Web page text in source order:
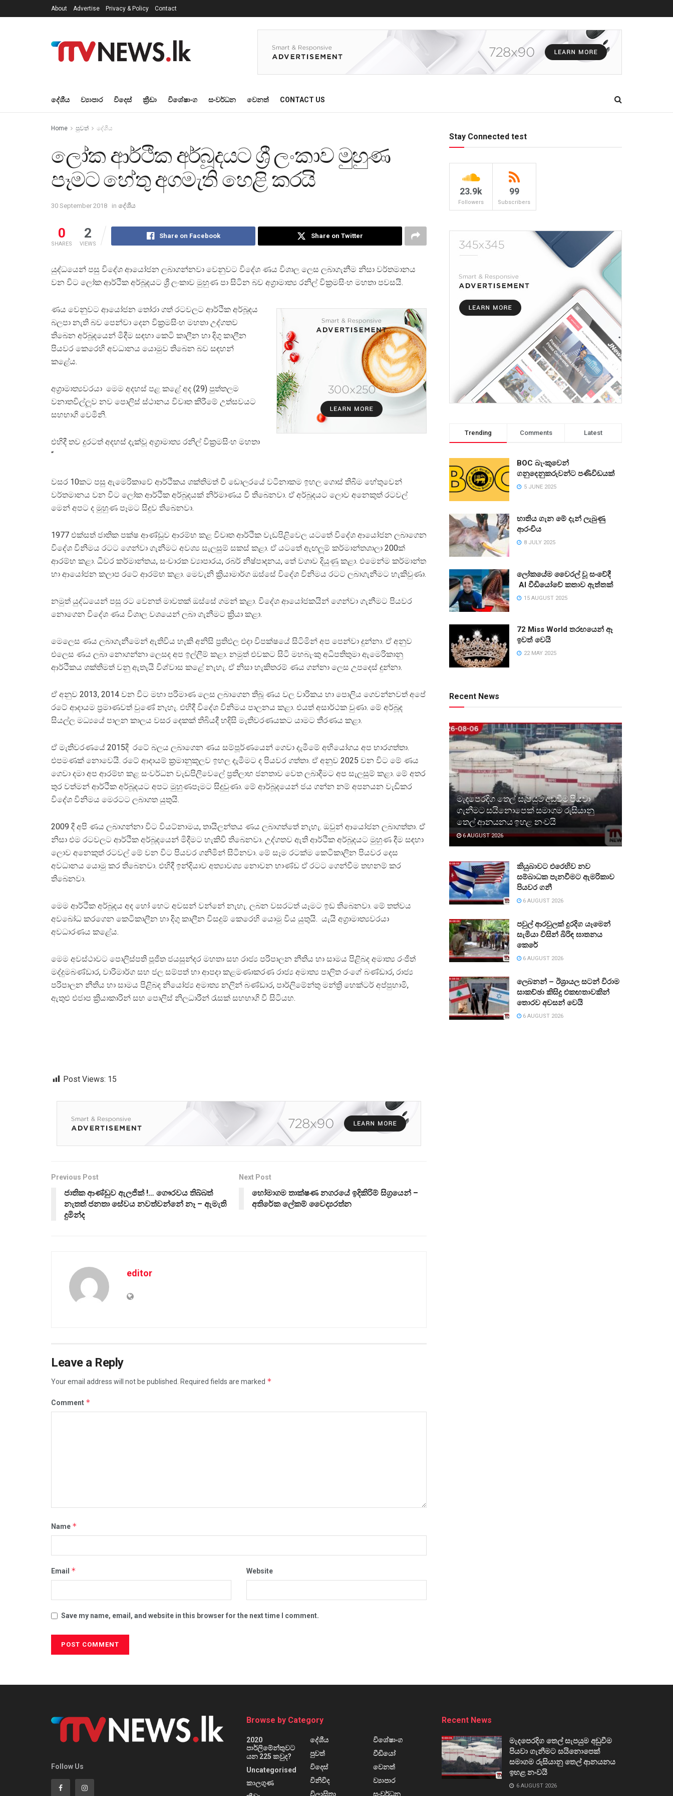
About Advertise Privacy & Policy Contact
දේශීය ව්‍යාපාර විදෙස් ක්‍රීඩා විශේෂාංග සංවර්ධන වෙනත් CONTACT US
Home පුවත් දේශීය
ලෝක ආර්ථික අර්බූදයට ශ්‍රී ලංකාව මුහුණ
පෑමට හේතු අගමැති හෙළි කරයි
30 September 2018 in දේශීය
0
SHARES
2
VIEWS
Share on Facebook Share on Twitter
යුද්ධයෙන් පසු විදේශ ආයෝජන ලබාගන්නවා වෙනුවට විදේශ ණය විශාල ලෙස ලබාගැනීම නිසා වර්තමානය
වන විට ලෝක ආර්ථික අර්බූදයට ශ්‍රී ලංකාව මුහුණ පා සිටින බව අග්‍රාමාත්‍ය රනිල් වික්‍රමසිංහ මහතා පවසයි.
ණය වෙනුවට ආයෝජන තෝරා ගත් රටවලට ආර්ථික අර්බූදය
බලපා නැති බව පෙන්වා දෙන වික්‍රමසිංහ මහතා උද්ගතව
තිබෙන අර්බූදයෙන් මිදීම සඳහා කෙටි කාලීන හා දිගු කාලීන
පියවර කෙරෙහි අවධානය යොමුව තිබෙන බව සඳහන්
කළේය.
අග්‍රාමාත්‍යවරයා මෙම අදහස් පළ කළේ අද (29) පුත්තලම
වනාතවිල්ලූව නව පොලිස් ස්ථානය විවෘත කිරීමේ උත්සවයට
සහභාගි වෙමිනි.
එහිදී තව දුරටත් අදහස් දැක්වූ අග්‍රාමාත්‍ය රනිල් වික්‍රමසිංහ මහතා
“
වසර 10කට පසු ඇමෙරිකාවේ ආර්ථිකය ශක්තිමත් වී ඩොලරයේ වටිනාකම ඉහල ගොස් තිබීම හේතුවෙන්
වර්තමානය වන විට ලෝක ආර්ථික අර්බූදයක් නිර්මාණය වී තිබෙනවා. ඒ අර්බූදයට ලොව අනෙකුත් රටවල්
මෙන් අපට ද මුහුණ පෑමට සිදුව තිබෙනවා.
1977 එක්සත් ජාතික පක්ෂ ආණ්ඩුව ආරම්භ කළ විවෘත ආර්ථික වැඩපිළිවෙල යටතේ විදේශ ආයෝජන ලබාගෙන
විදේශ විනිමය රටට ගෙන්වා ගැනීමට අවශ්‍ය සැලසුම් සකස් කළා. ඒ යටතේ ඇඟලූම් කර්මාන්තශාලා 200ක්
ආරම්භ කළා. ධීවර කර්මාන්තය, සංචාරක ව්‍යාපාරය, රබර් නිෂ්පාදනය, තේ වගාව දියුණු කළා. එමෙන්ම කර්මාන්ත
හා ආයෝජන කලාප රටේ ආරම්භ කළා. මෙවැනි ක්‍රියාමාර්ග ඔස්සේ විදේශ විනිමය රටට ලබාගැනීමට හැකිවුණා.
නමුත් යුද්ධයෙන් පසු රට වෙනත් මාවතක් ඔස්සේ ගමන් කළා. විදේශ ආයෝජකයින් ගෙන්වා ගැනීමට පියවර
නොගෙන විදේශ ණය විශාල වශයෙන් ලබා ගැනීමට ක්‍රියා කළා.
මෙලෙස ණය ලබාගැනීමෙන් ඇතිවිය හැකි අනිසි ප්‍රතිඵල එදා විපක්ෂයේ සිටිමින් අප පෙන්වා දුන්නා. ඒ අනුව
එලෙස ණය ලබා නොගන්නා ලෙසද අප ඉල්ලීම් කළා. නමුත් එවකට සිටි මහබැංකු අධිපතිතුමා ඇමෙරිකානු
ආර්ථිකය ශක්තිමත් වනු ඇතැයි විශ්වාස කළේ නැහැ. ඒ නිසා හැකිතරම් ණය ගන්නා ලෙස උපදෙස් දුන්නා.
ඒ අනුව 2013, 2014 වන විට මහා පරිමාණ ලෙස ලබාගෙන තිබූ ණය වල වාරිකය හා පොලිය ගෙවන්නවත් අපේ
රටේ ආදායම ප්‍රමාණවත් වුණේ නැහැ. එහිදී විදේශ විනිමය පාලනය කළා. එයත් අසාර්ථක වුණා. මේ අර්බූද
සියල්ල මධ්‍යයේ පාලන කාලය වසර දෙකක් තිබියදී හදිසි මැතිවරණයකට යාමට තීරණය කළා.
ඒ මැතිවරණයේ 2015දී රටේ බලය ලබාගෙන ණය සම්පූර්ණයෙන් ගෙවා දැමීමේ අභියෝගය අප භාරගත්තා.
එපමණක් නොවෙයි. රටේ ආදායම් ක්‍රමානුකූලව ඉහල දැමීමට ද පියවර ගත්තා. ඒ අනුව 2025 වන විට මේ ණය
ගෙවා දමා අප ආරම්භ කළ සංවර්ධන වැඩපිලිවෙලේ ප්‍රතිලාභ ජනතාව වෙත ලබාදීමට අප සැලසුම් කළා. මේ අතර
තුර වත්මන් ආර්ථික අර්බූදයට අපට මුහුණපෑමට සිදුවුණා. මේ ආර්බූදයෙන් ජය ගන්න නම් අපනයන වැඩිකර
විදේශ විනිමය මෙරටට ලබාගත යුතුයි.
2009 දී අපි ණය ලබාගන්නා විට වියට්නාමය, තායිලන්තය ණය ලබාගත්තේ නැහැ. ඔවුන් ආයෝජන ලබාගත්තා. ඒ
නිසා එම රටවලට ආර්ථික අර්බූදයෙන් මිදීමට හැකිවී තිබෙනවා. උද්ගතව ඇති ආර්ථික අර්බූදයට මුහුණ දීම සඳහා
ලොව අනෙකුත් රටවල් මේ වන විට පියවර ගනිමින් සිටිනවා. මේ සෑම රටක්ම කෙටිකාලින පියවර දෙස
අවධානය යොමු කර තිබෙනවා. එහිදී ඉන්දියාව අත්‍යාවශ්‍ය නොවන භාණ්ඩ ඒ රටට ගෙන්වීම තහනම් කර
තිබෙනවා.
මෙම ආර්ථික අර්බූදය අද හෝ හෙට අවසන් වන්නේ නැහැ. ලබන වසරටත් යෑමට ඉඩ තිබෙනවා. මේ තත්වය
අවබෝධ කරගෙන කෙටිකාලීන හා දිගු කාලීන විසදුම් කෙරෙහි යොමු විය යුතුයි. යැයි අග්‍රාමාත්‍යවරයා
අවධාරණය කළේය.
මෙම අවස්ථාවට පොලිස්පති පූජිත ජයසුන්දර මහතා සහ රාජ්‍ය පරිපාලන නීතිය හා සාමය පිළිබද අමාත්‍ය රංජිත්
මද්දුමබණ්ඩාර, වාරිමාර්ග සහ ජල සම්පත් හා ආපදා කළමණාකරණ රාජ්‍ය අමාත්‍ය පාලිත රංගේ බණ්ඩාර, රාජ්‍ය
පරිපාලන නීතිය හා සාමය පිළිබද නියෝජ්‍ය අමාත්‍ය නලින් බණ්ඩාර, පාර්ලිමේන්තු මන්ත්‍රි හෙක්ටර් අප්පුහාමි,
ඇතුළු එජාප ක්‍රියාකාරින් සහ පොලිස් නිලධාරීන් රැසක් සහභාගි වී සිටියහ.
Post Views: 15
Previous Post
ජාතික ආණ්ඩුව ඇලජික් !… ගෞරවය තිබ්බත්
නැතත් ජනතා සේවය නවත්වන්නේ නෑ – ඇමැති
දුමින්ද
Next Post
හෝමාගම තාක්ෂණ නගරයේ ඉදිකිරිම් සිග්‍රයෙන් –
අතිරේක ලේකම් වෛද්‍යරත්න
editor
Leave a Reply
Your email address will not be published. Required fields are marked *
Comment *
Name *
Email * Website
Save my name, email, and website in this browser for the next time I comment.
Stay Connected test
23.9k
Followers
99
Subscribers
Trending Comments Latest
BOC බැංකුවෙන්
ගනුදෙනුකරුවන්ට පණිවිඩයක්
5 JUNE 2025
භාතිය ගැන මේ දැන් ලැබුණු
ආරංචිය
8 JULY 2025
ලෝකයේම වෛරල් වූ සංවේදී
AI වීඩියෝවේ කතාව ඇත්තක්
15 AUGUST 2025
72 Miss World තරඟයෙන් ඈ
ඉවත් වෙයි
22 MAY 2025
Recent News
මැදපෙරදිග තෙල් සැපයුම අඩුවීම පියවා
ගැනීමට සයිනොපෙක් සමාගම රුසියානු
තෙල් ආනයනය ඉහළ නංවයි
6 AUGUST 2026
කියුබාවට එරෙහිව නව
සම්බාධක පැනවීමට ඇමරිකාව
පියවර ගනී
6 AUGUST 2026
පවුල් ආරවුලක් දුරදිග යෑමෙන්
සැමියා විසින් බිරිඳ ඝාතනය
කෙරේ
6 AUGUST 2026
ලෙබනන් – ඊශ්‍රායල සටන් විරාම
සාකච්ඡා කිසිදු එකඟතාවකින්
තොරව අවසන් වෙයි
6 AUGUST 2026
Follow Us
Browse by Category
2020
පාර්ලිමේන්තුවට
යන 225 කවුද?
Uncategorised
කාලගුණ
දේශීය
පුවත්
විදෙස්
විනිවිද
විලාසිතා
විශේෂාංග
වීඩියෝ
වෙනත්
ව්‍යාපාර
සංවර්ධන
Recent News
මැදපෙරදිග තෙල් සැපයුම අඩුවීම
පියවා ගැනීමට සයිනොපෙක්
සමාගම රුසියානු තෙල් ආනයනය
ඉහළ නංවයි
6 AUGUST 2026